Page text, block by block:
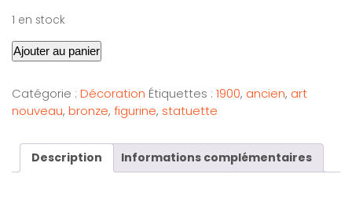
1 en stock
Ajouter au panier
Catégorie : Décoration Étiquettes : 1900, ancien, art
nouveau, bronze, figurine, statuette
Description Informations complémentaires